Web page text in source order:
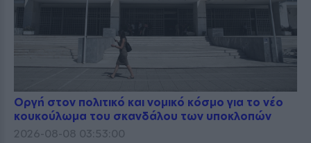
Οργή στον πολιτικό και νομικό κόσμο για το νέο
κουκούλωμα του σκανδάλου των υποκλοπών
2026-08-08 03:53:00